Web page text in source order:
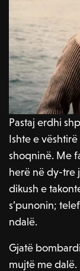
Pastaj erdhi
Ishte e
shoqninë. Me
herë në dy-tre
dikush e
s’punonin;
ndalë.
Gjatë
mujtë me